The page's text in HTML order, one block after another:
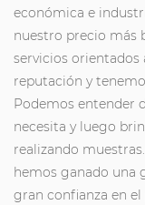
económica e
nuestro precio más
servicios orientados
reputación y
Podemos entender
necesita y luego
realizando
hemos ganado una
gran confianza en